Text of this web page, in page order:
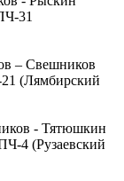
31
– Свешников
(Лямбирский
- Тятюшкин
4 (Рузаевский